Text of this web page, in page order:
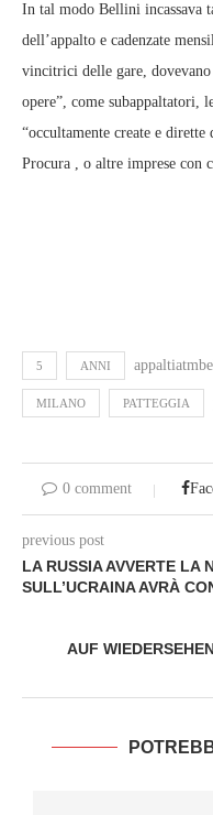
In tal modo Bellini incassava
dell’appalto e cadenzate
vincitrici delle gare, dovevano
opere”, come subappaltatori,
“occultamente create e
Procura , o altre imprese con
5 ANNI
MILANO PATTEGGIA
0 comment
previous post
LA RUSSIA AVVERTE LA
SULL’UCRAINA AVRÀ
AUF